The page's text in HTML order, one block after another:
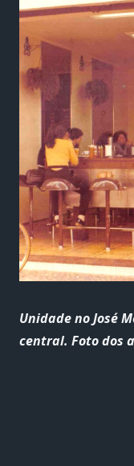
Unidade no José
central. Foto dos